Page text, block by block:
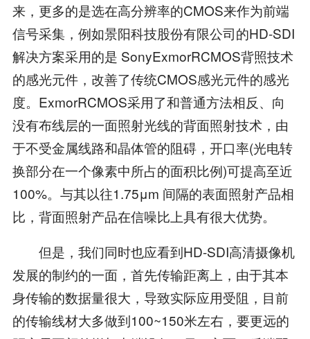
来，更多的是选在高分辨率的CMOS来作为前端
信号采集，例如景阳科技股份有限公司的HD-SDI
解决方案采用的是 SonyExmorRCMOS背照技术
的感光元件，改善了传统CMOS感光元件的感光
度。ExmorRCMOS采用了和普通方法相反、向
没有布线层的一面照射光线的背面照射技术，由
于不受金属线路和晶体管的阻碍，开口率(光电转
换部分在一个像素中所占的面积比例)可提高至近
100%。与其以往1.75μm 间隔的表面照射产品相
比，背面照射产品在信噪比上具有很大优势。
但是，我们同时也应看到HD-SDI高清摄像机
发展的制约的一面，首先传输距离上，由于其本
身传输的数据量很大，导致实际应用受阻，目前
的传输线材大多做到100~150米左右，要更远的